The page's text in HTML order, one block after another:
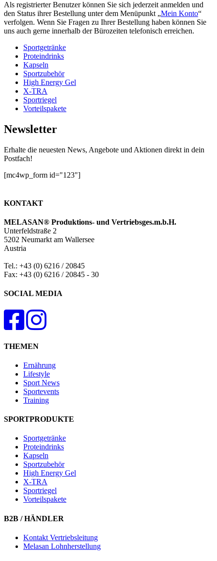
Als registrierter Benutzer können Sie sich jederzeit anmelden und
den Status ihrer Bestellung unter dem Menüpunkt „Mein Konto“
verfolgen. Wenn Sie Fragen zu Ihrer Bestellung haben können Sie
uns auch gerne innerhalb der Bürozeiten telefonisch erreichen.
Sportgetränke
Proteindrinks
Kapseln
Sportzubehör
High Energy Gel
X-TRA
Sportriegel
Vorteilspakete
Newsletter
Erhalte die neuesten News, Angebote und Aktionen direkt in dein
Postfach!
[mc4wp_form id="123"]
KONTAKT
MELASAN® Produktions- und Vertriebsges.m.b.H.
Unterfeldstraße 2
5202 Neumarkt am Wallersee
Austria
Tel.: +43 (0) 6216 / 20845
Fax: +43 (0) 6216 / 20845 - 30
SOCIAL MEDIA
THEMEN
Ernährung
Lifestyle
Sport News
Sportevents
Training
SPORTPRODUKTE
Sportgetränke
Proteindrinks
Kapseln
Sportzubehör
High Energy Gel
X-TRA
Sportriegel
Vorteilspakete
B2B / HÄNDLER
Kontakt Vertriebsleitung
Melasan Lohnherstellung